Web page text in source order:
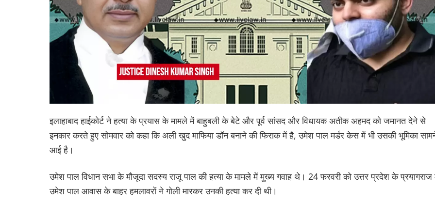
इलाहाबाद हाईकोर्ट ने हत्या के प्रयास के मामले में बाहुबली के बेटे और पूर्व सांसद और विधायक अतीक अहमद को जमानत देने से
इनकार करते हुए सोमवार को कहा कि अली खुद माफिया डॉन बनाने की फिराक में है, उमेश पाल मर्डर केस में भी उसकी भूमिका
आई है।
उमेश पाल विधान सभा के मौजूदा सदस्य राजू पाल की हत्या के मामले में मुख्य गवाह थे। 24 फरवरी को उत्तर प्रदेश के प्रयागराज
उमेश पाल आवास के बाहर हमलावरों ने गोली मारकर उनकी हत्या कर दी थी।